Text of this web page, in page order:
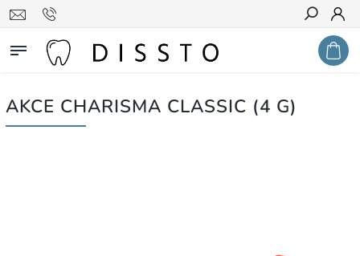
Hledat
AKCE CHARISMA CLASSIC (4 G)